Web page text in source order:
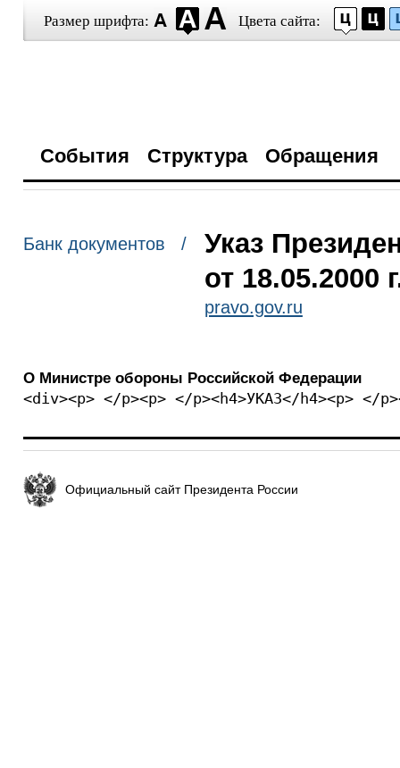
Размер шрифта: Цвета сайта:
События Структура Обращения
Банк документов /
Указ
от 18.05.2000
pravo.gov.ru
О Министре обороны Российской Федерации
<div><p> </p><p> </p><h4>УКАЗ</h4><p> </
Официальный сайт Президента России